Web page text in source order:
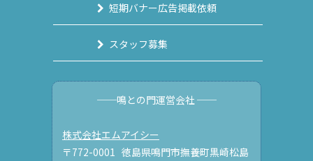
短期バナー広告掲載依頼
スタッフ募集
──鳴との門運営会社 ──
株式会社エムアイシー
〒772-0001 徳島県鳴門市撫養町黒崎松島